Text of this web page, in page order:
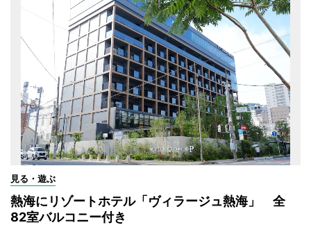
見る・遊ぶ
熱海にリゾートホテル「ヴィラージュ熱海」 全
82室バルコニー付き